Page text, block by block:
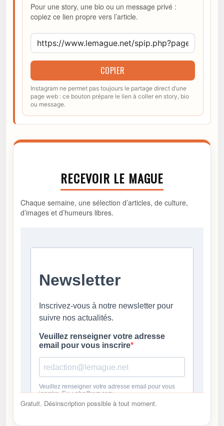
Pour une story, une bio ou un message privé :
copiez ce lien propre vers l’article.
COPIER
Instagram ne permet pas toujours le partage direct d’une
page web : ce bouton prépare le lien à coller en story, bio
ou message.
RECEVOIR LE MAGUE
Chaque semaine, une sélection d’articles, de culture,
d’images et d’humeurs libres.
Gratuit. Désinscription possible à tout moment.